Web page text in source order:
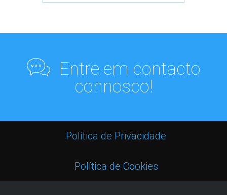
Entre em contacto
connosco!
Política de Privacidade
Política de Cookies